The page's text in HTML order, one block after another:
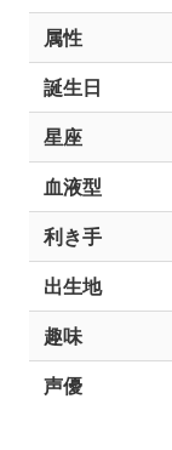
属性
誕生日
星座
血液型
利き手
出生地
趣味
声優